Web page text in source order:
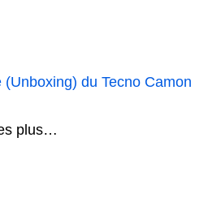
du Tecno Camon
plus…